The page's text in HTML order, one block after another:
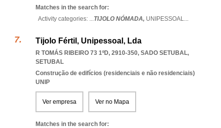
Matches in the search for:
Activity categories: ...TIJOLO NÓMADA, UNIPESSOAL...
Tijolo Fértil, Unipessoal, Lda
R TOMÁS RIBEIRO 73 1ºD, 2910-350, SADO SETUBAL,
SETUBAL
Construção de edifícios (residenciais e não residenciais)
UNIP
Ver empresa Ver no Mapa
Matches in the search for: